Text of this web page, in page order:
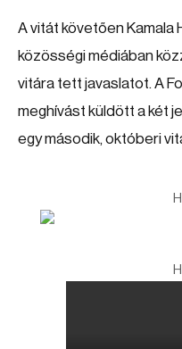
A vitát követően Kamala
közösségi médiában
vitára tett javaslatot. A
meghívást küldött a két
egy második, októberi